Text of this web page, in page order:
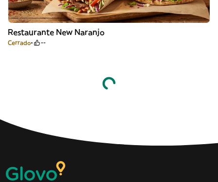
Restaurante New Naranjo
Cerrado --